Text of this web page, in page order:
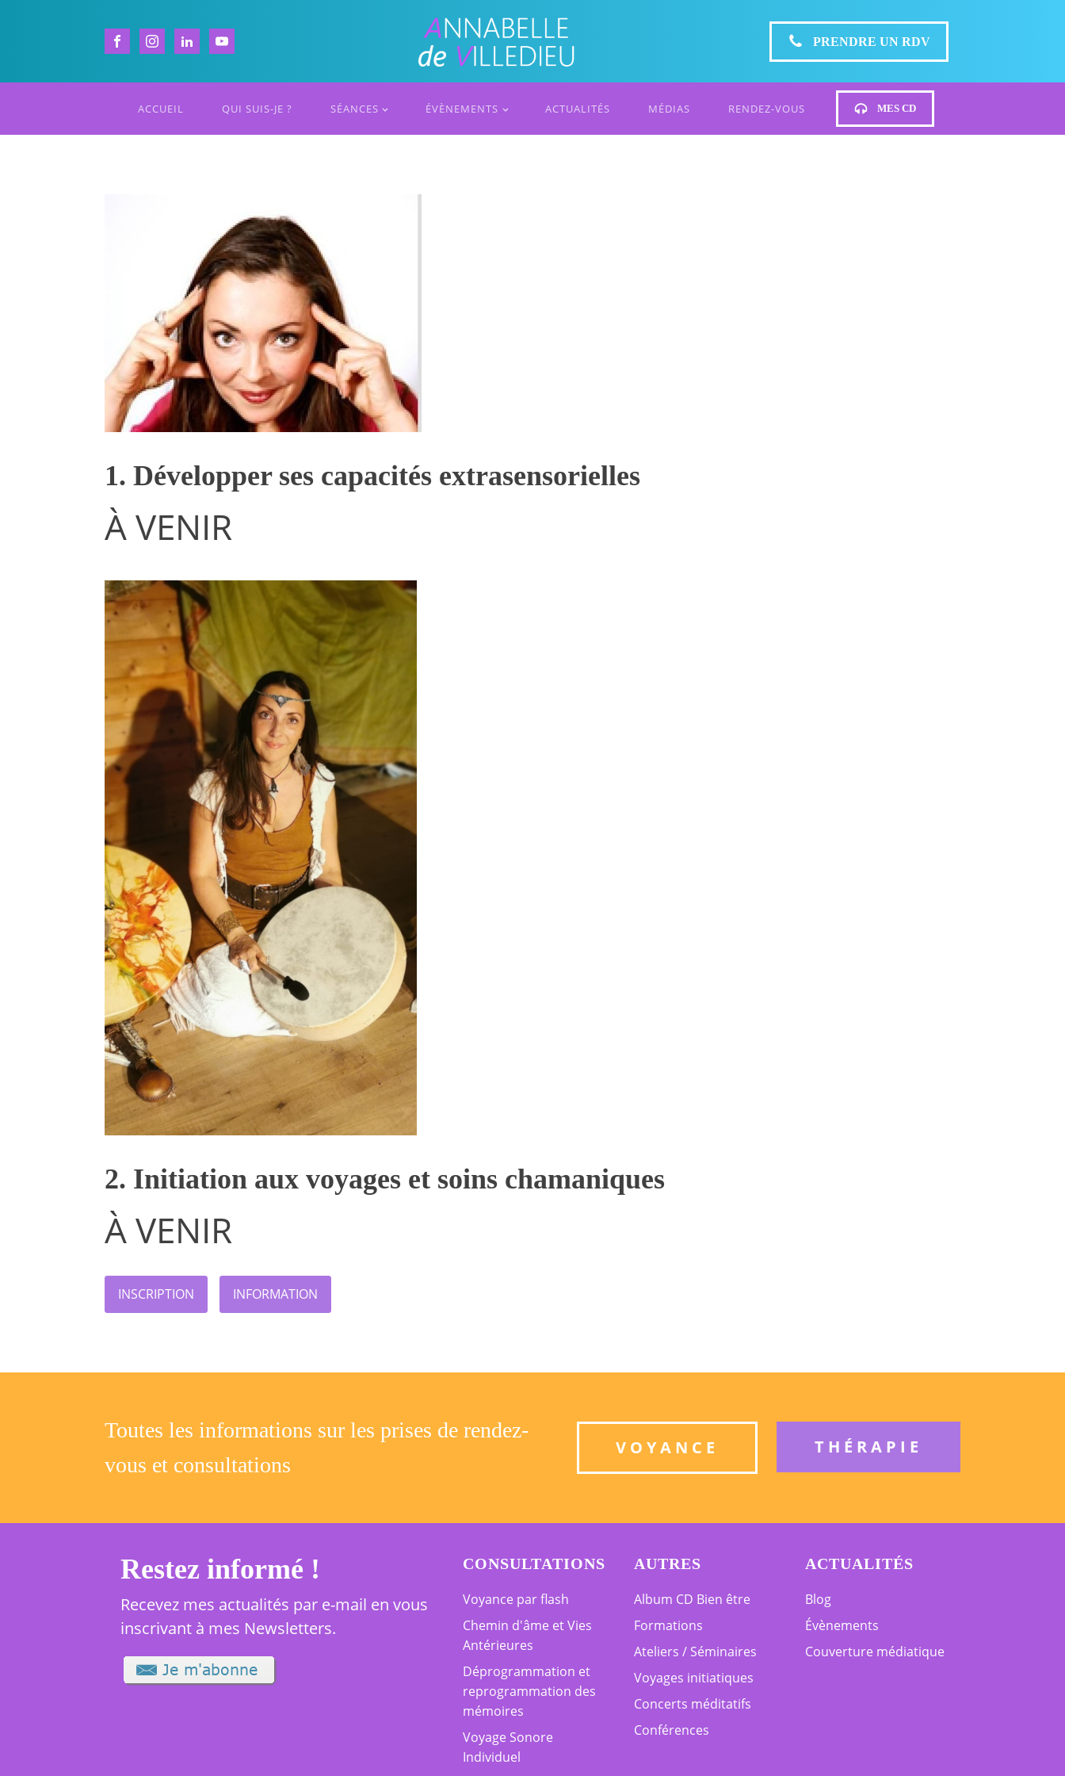
PRENDRE UN RDV
ACCUEIL QUI SUIS-JE ? SÉANCES ÉVÈNEMENTS ACTUALITÉS MÉDIAS RENDEZ-VOUS MES CD
1. Développer ses capacités extrasensorielles
À VENIR
2. Initiation aux voyages et soins chamaniques
À VENIR
INSCRIPTION INFORMATION
Toutes les informations sur les prises de rendez-
vous et consultations
VOYANCE THÉRAPIE
Restez informé !
Recevez mes actualités par e-mail en vous
inscrivant à mes Newsletters.
CONSULTATIONS
Voyance par flash
Chemin d'âme et Vies
Antérieures
Déprogrammation et
reprogrammation des
mémoires
Voyage Sonore
Individuel
AUTRES
Album CD Bien être
Formations
Ateliers / Séminaires
Voyages initiatiques
Concerts méditatifs
Conférences
ACTUALITÉS
Blog
Évènements
Couverture médiatique